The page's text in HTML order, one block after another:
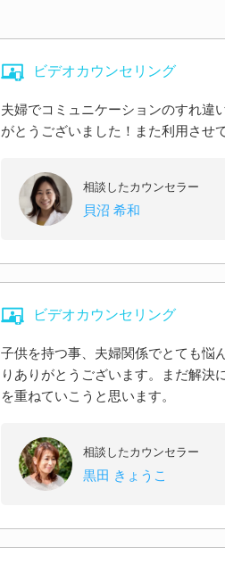
ビデオカウンセリング
夫婦でコミュニケーションのすれ違
がとうございました！また利用させ
相談したカウンセラー
貝沼 希和
ビデオカウンセリング
子供を持つ事、夫婦関係でとても悩
りありがとうございます。まだ解決
を重ねていこうと思います。
相談したカウンセラー
黒田 きょうこ